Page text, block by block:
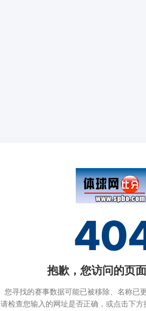
抱歉，您访问的页
您寻找的赛事数据可能已被移除、名称已
请检查您输入的网址是否正确，或点击下